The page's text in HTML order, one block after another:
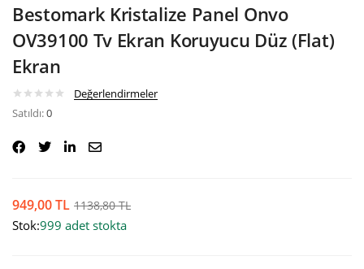
Bestomark Kristalize Panel Onvo
OV39100 Tv Ekran Koruyucu Düz (Flat)
Ekran
Değerlendirmeler
Satıldı:0
949,00TL 1138,80TL
Stok:999 adet stokta